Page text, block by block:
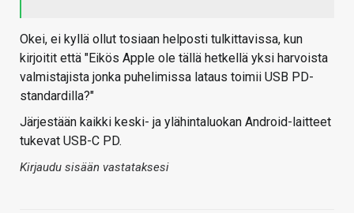
Okei, ei kyllä ollut tosiaan helposti tulkittavissa, kun
kirjoitit että "Eikös Apple ole tällä hetkellä yksi harvoista
valmistajista jonka puhelimissa lataus toimii USB PD-
standardilla?"
Järjestään kaikki keski- ja ylähintaluokan Android-laitteet
tukevat USB-C PD.
Kirjaudu sisään vastataksesi